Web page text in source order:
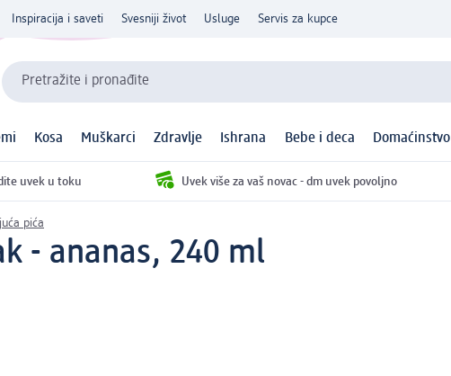
Inspiracija i saveti Svesniji život Usluge Servis za kupce
Pretražite i pronađite
Kosa Muškarci Zdravlje Ishrana Bebe i deca Domaćinstvo
uvek u toku Uvek više za vaš novac - dm uvek povoljno
pića
- ananas, 240 ml